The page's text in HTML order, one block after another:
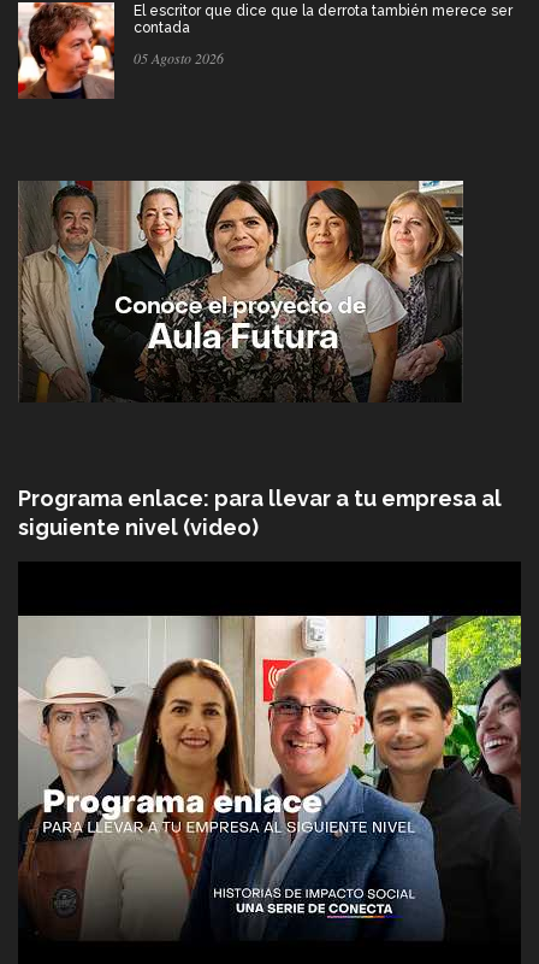
El escritor que dice que la derrota también merece ser
contada
05 Agosto 2026
Programa enlace: para llevar a tu empresa al
siguiente nivel (video)